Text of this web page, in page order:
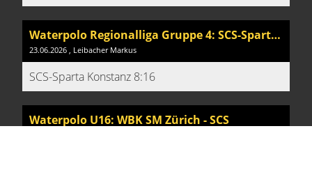
Waterpolo Regionalliga Gruppe 4: SCS-Sparta Konstanz
23.06.2026 , Leibacher Markus
SCS-Sparta Konstanz 8:16
Waterpolo U16: WBK SM Zürich - SCS